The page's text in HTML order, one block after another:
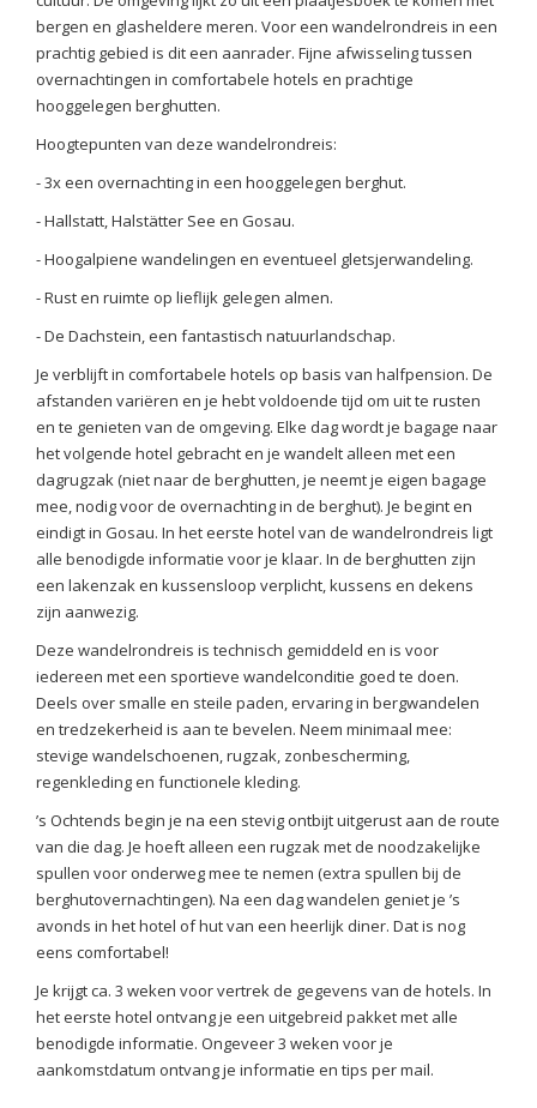
bergen en glasheldere meren. Voor een wandelrondreis in een
prachtig gebied is dit een aanrader. Fijne afwisseling tussen
overnachtingen in comfortabele hotels en prachtige
hooggelegen berghutten.
Hoogtepunten van deze wandelrondreis:
- 3x een overnachting in een hooggelegen berghut.
- Hallstatt, Halstätter See en Gosau.
- Hoogalpiene wandelingen en eventueel gletsjerwandeling.
- Rust en ruimte op lieflijk gelegen almen.
- De Dachstein, een fantastisch natuurlandschap.
Je verblijft in comfortabele hotels op basis van halfpension. De
afstanden variëren en je hebt voldoende tijd om uit te rusten
en te genieten van de omgeving. Elke dag wordt je bagage naar
het volgende hotel gebracht en je wandelt alleen met een
dagrugzak (niet naar de berghutten, je neemt je eigen bagage
mee, nodig voor de overnachting in de berghut). Je begint en
eindigt in Gosau. In het eerste hotel van de wandelrondreis ligt
alle benodigde informatie voor je klaar. In de berghutten zijn
een lakenzak en kussensloop verplicht, kussens en dekens
zijn aanwezig.
Deze wandelrondreis is technisch gemiddeld en is voor
iedereen met een sportieve wandelconditie goed te doen.
Deels over smalle en steile paden, ervaring in bergwandelen
en tredzekerheid is aan te bevelen. Neem minimaal mee:
stevige wandelschoenen, rugzak, zonbescherming,
regenkleding en functionele kleding.
’s Ochtends begin je na een stevig ontbijt uitgerust aan de route
van die dag. Je hoeft alleen een rugzak met de noodzakelijke
spullen voor onderweg mee te nemen (extra spullen bij de
berghutovernachtingen). Na een dag wandelen geniet je ’s
avonds in het hotel of hut van een heerlijk diner. Dat is nog
eens comfortabel!
Je krijgt ca. 3 weken voor vertrek de gegevens van de hotels. In
het eerste hotel ontvang je een uitgebreid pakket met alle
benodigde informatie. Ongeveer 3 weken voor je
aankomstdatum ontvang je informatie en tips per mail.